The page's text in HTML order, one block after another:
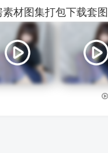
材图集打包下载套图